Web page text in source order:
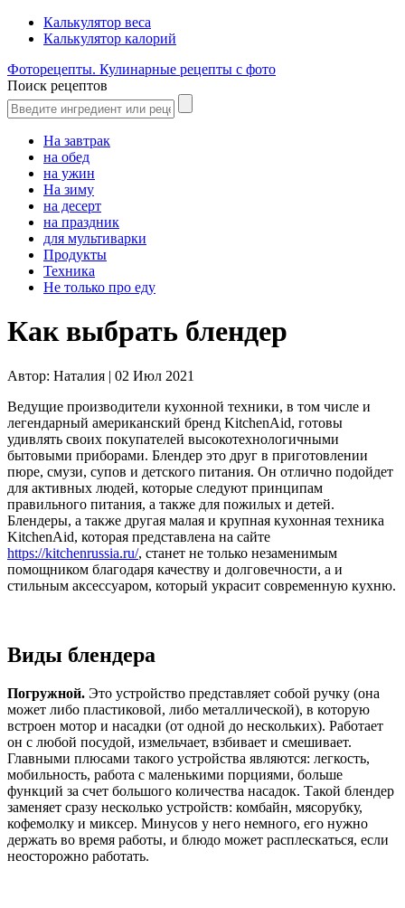
Калькулятор веса
Калькулятор калорий
Фоторецепты. Кулинарные рецепты с фото
Поиск рецептов
На завтрак
на обед
на ужин
На зиму
на десерт
на праздник
для мультиварки
Продукты
Техника
Не только про еду
Как выбрать блендер
Автор: Наталия | 02 Июл 2021
Ведущие производители кухонной техники, в том числе и
легендарный американский бренд KitchenAid, готовы
удивлять своих покупателей высокотехнологичными
бытовыми приборами. Блендер это друг в приготовлении
пюре, смузи, супов и детского питания. Он отлично подойдет
для активных людей, которые следуют принципам
правильного питания, а также для пожилых и детей.
Блендеры, а также другая малая и крупная кухонная техника
KitchenAid, которая представлена на сайте
https://kitchenrussia.ru/, станет не только незаменимым
помощником благодаря качеству и долговечности, а и
стильным аксессуаром, который украсит современную кухню.
Виды блендера
Погружной. Это устройство представляет собой ручку (она
может либо пластиковой, либо металлической), в которую
встроен мотор и насадки (от одной до нескольких). Работает
он с любой посудой, измельчает, взбивает и смешивает.
Главными плюсами такого устройства являются: легкость,
мобильность, работа с маленькими порциями, больше
функций за счет большого количества насадок. Такой блендер
заменяет сразу несколько устройств: комбайн, мясорубку,
кофемолку и миксер. Минусов у него немного, его нужно
держать во время работы, и блюдо может расплескаться, если
неосторожно работать.